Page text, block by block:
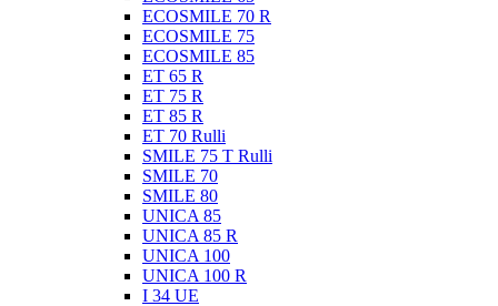
ECOSMILE 70 R
ECOSMILE 75
ECOSMILE 85
ET 65 R
ET 75 R
ET 85 R
ET 70 Rulli
SMILE 75 T Rulli
SMILE 70
SMILE 80
UNICA 85
UNICA 85 R
UNICA 100
UNICA 100 R
I 34 UE